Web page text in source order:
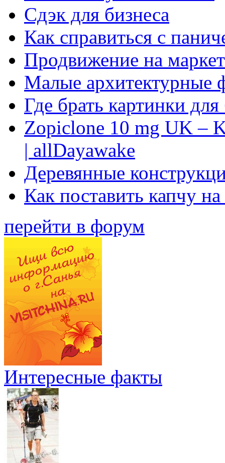
Сдэк для бизнеса
Как справиться с
Продвижение на
Малые архитектурные
Где брать картинки
Zopiclone 10 mg UK –
| allDayawake
Деревянные
Как поставить капчу
перейти в форум
Интересные факты